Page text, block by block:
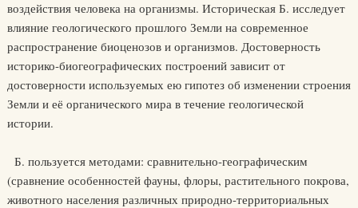
воздействия человека на организмы. Историческая Б. исследует
влияние геологического прошлого Земли на современное
распространение биоценозов и организмов. Достоверность
историко-биогеографических построений зависит от
достоверности используемых ею гипотез об изменении строения
Земли и её органического мира в течение геологической
истории.
Б. пользуется методами: сравнительно-географическим
(сравнение особенностей фауны, флоры, растительного покрова,
животного населения различных природно-территориальных